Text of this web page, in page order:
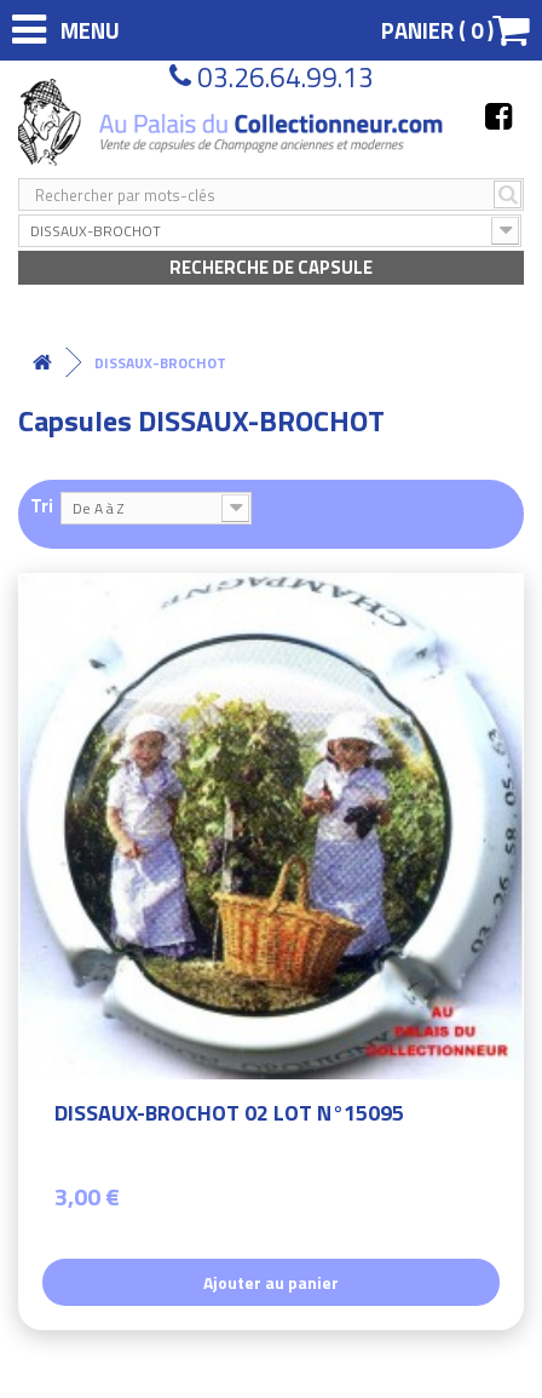
MENU PANIER (0)
03.26.64.99.13
DISSAUX-BROCHOT
RECHERCHE DE CAPSULE
DISSAUX-BROCHOT
Capsules DISSAUX-BROCHOT
Tri De A à Z
DISSAUX-BROCHOT 02 LOT N°15095
3,00 €
Ajouter au panier